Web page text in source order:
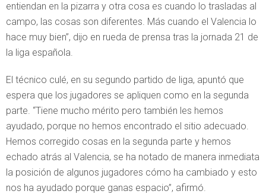
entiendan en la pizarra y otra cosa es cuando lo trasladas al
campo, las cosas son diferentes. Más cuando el Valencia lo
hace muy bien”, dijo en rueda de prensa tras la jornada 21 de
la liga española.
El técnico culé, en su segundo partido de liga, apuntó que
espera que los jugadores se apliquen como en la segunda
parte. “Tiene mucho mérito pero también les hemos
ayudado, porque no hemos encontrado el sitio adecuado.
Hemos corregido cosas en la segunda parte y hemos
echado atrás al Valencia, se ha notado de manera inmediata
la posición de algunos jugadores cómo ha cambiado y esto
nos ha ayudado porque ganas espacio”, afirmó.